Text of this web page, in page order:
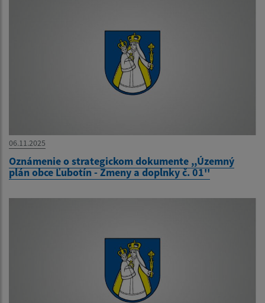
06.11.2025
Oznámenie o strategickom dokumente ,,Územný
plán obce Ľubotín - Zmeny a doplnky č. 01''